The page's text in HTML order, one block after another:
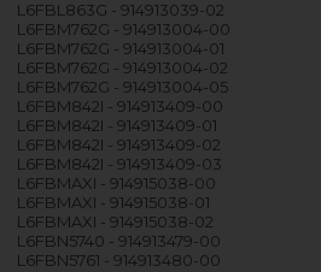
L6FBL863G - 914913039-02
L6FBM762G - 914913004-00
L6FBM762G - 914913004-01
L6FBM762G - 914913004-02
L6FBM762G - 914913004-05
L6FBM842I - 914913409-00
L6FBM842I - 914913409-01
L6FBM842I - 914913409-02
L6FBM842I - 914913409-03
L6FBMAXI - 914915038-00
L6FBMAXI - 914915038-01
L6FBMAXI - 914915038-02
L6FBN5740 - 914913479-00
L6FBN5761 - 914913480-00